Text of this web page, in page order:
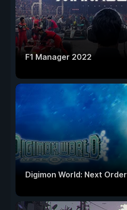
F1 Manager 2022
Digimon World: Next Order